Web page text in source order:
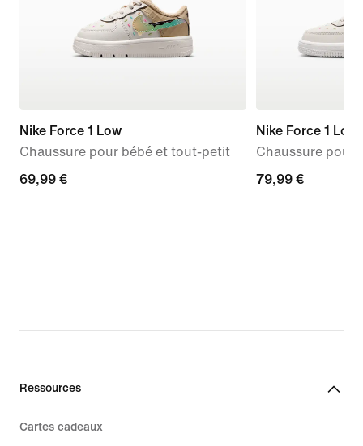
Nike Force 1 Low
Chaussure pour bébé et tout-petit
69,99 €
69,99 €
Nike Force 1 Low
Chaussure pour
79,99 €
79,99 €
Ressources
Cartes cadeaux